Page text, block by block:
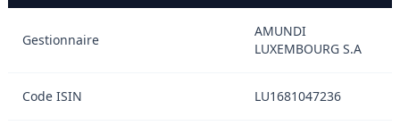
Gestionnaire
AMUNDI
LUXEMBOURG S.A
Code ISIN LU1681047236